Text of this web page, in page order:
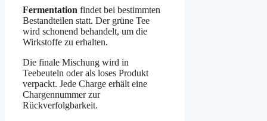
Fermentation findet bei bestimmten
Bestandteilen statt. Der grüne Tee
wird schonend behandelt, um die
Wirkstoffe zu erhalten.
Die finale Mischung wird in
Teebeuteln oder als loses Produkt
verpackt. Jede Charge erhält eine
Chargennummer zur
Rückverfolgbarkeit.